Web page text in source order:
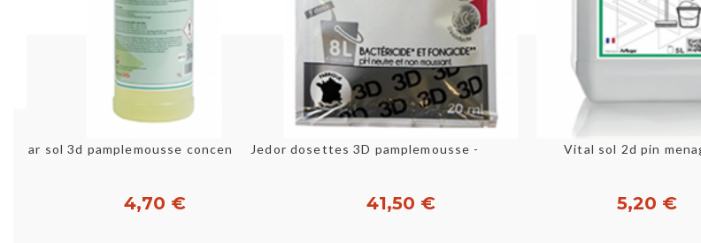
Aperçu rapide
Star sol 3d pamplemousse concentre 1 litre
4,70 €
Aperçu rapide
Jedor dosettes 3D pamplemousse - 250X20ML
41,50 €
Aperçu rapide
Vital sol 2d pin
5,20 €